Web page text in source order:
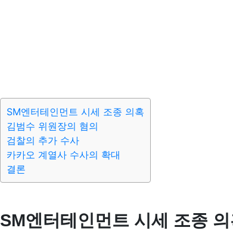
SM엔터테인먼트 시세 조종 의혹
김범수 위원장의 혐의
검찰의 추가 수사
카카오 계열사 수사의 확대
결론
SM엔터테인먼트 시세 조종